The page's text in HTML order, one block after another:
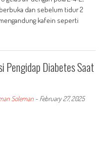
dan sebelum tidur 2
kafein seperti
Pengidap Diabetes Saat
Soleman- February 27, 2025